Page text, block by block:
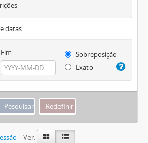
datas:
Fim
Sobreposição
Exato
Ver: